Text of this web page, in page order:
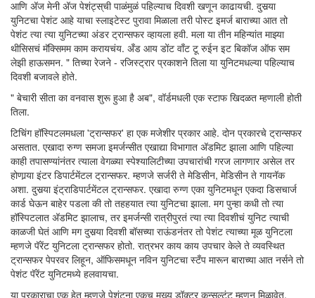
आणि अ‍ॅज मेनी अ‍ॅज पेशंट्‍स्‌ची पाळंमुळं पहिल्याच दिवशी खणून काढायची. दुसर्‍या
युनिटचा पेशंट आहे याचा स्लाइटेस्ट पुरावा मिळाला तरी पोस्ट इमर्ज बाराच्या आत तो
पेशंट त्या त्या युनिटच्या अंडर ट्रान्सफर व्हायला हवी. मला या तीन महिन्यांत माझ्या
थीसिसचं मॅक्सिमम काम करायचंय. अँड आय डोंट वाँट टू रुईन इट बिकॉज ऑफ सम
लेझी हाऊसमन. " तिच्या रेजने - रजिस्ट्रार प्रकाशने तिला या युनिटमधल्या पहिल्याच
दिवशी बजावले होते.
" बेचारी सीता का वनवास शुरू हुआ है अब", वॉर्डमधली एक स्टाफ खिदळत म्हणाली होती
तिला.
टिचिंग हॉस्पिटलमधला 'ट्रान्सफर' हा एक मजेशीर प्रकार आहे. दोन प्रकारचे ट्रान्सफर
असतात. एखादा रुग्ण समजा इमर्जन्सीत एखाद्या विभागात अ‍ॅडमिट झाला आणि पहिल्या
काही तपासण्यांनंतर त्याला वेगळ्या स्पेश्यालिटीच्या उपचारांची गरज लागणार असेल तर
होणार्‍या इंटर डिपार्टमेंटल ट्रान्सफर. म्हणजे सर्जरी ते मेडिसीन, मेडिसीन ते गायनॅक
अशा. दुसर्‍या इंट्राडिपार्टमेंटल ट्रान्सफर. एखादा रुग्ण एका युनिटमधून एकदा डिसचार्ज
कार्ड घेऊन बाहेर पडला की तो तहहयात त्या युनिटचा झाला. मग पुन्हा कधी तो त्या
हॉस्पिटलात अ‍ॅडमिट झालाच, तर इमर्जन्सी रात्रीपुरतं त्या त्या दिवशीचं युनिट त्याची
काळजी घेतं आणि मग दुसर्‍या दिवशी बॉसच्या राऊंडनंतर तो पेशंट त्याच्या मूळ युनिटला
म्हणजे पॅरेंट युनिटला ट्रान्सफर होतो. रात्रभर काय काय उपचार केले ते व्यवस्थित
ट्रान्सफर पेपरवर लिहून, ऑफिसमधून नविन युनिटचा स्टँप मारून बाराच्या आत नर्सने तो
पेशंट पॅरेंट युनिटमध्ये हलवायचा.
या प्रकाराचा एक हेतू म्हणजे पेशंटना एकच मुख्य डॉक्टर कन्सल्टंट म्हणून मिळावेत.